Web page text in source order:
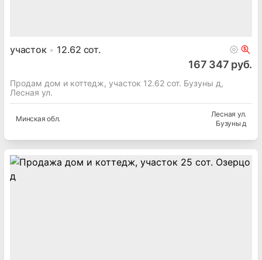
участок 12.62 сот.
167 347 руб.
Продам дом и коттедж, участок 12.62 сот. Бузуны д,
Лесная ул.
Минская обл.
Лесная ул.
Бузуны д